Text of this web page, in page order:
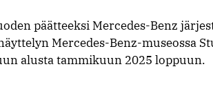
päätteeksi Mercedes-Benz
Mercedes-Benz-museossa
alusta tammikuun 2025 loppuun.